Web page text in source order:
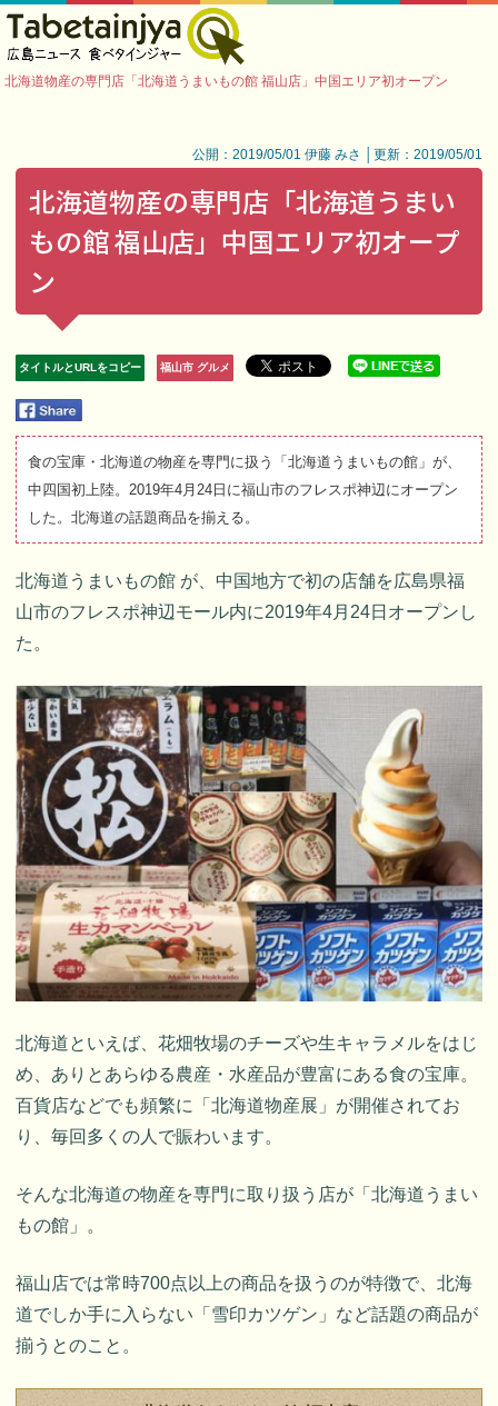
北海道物産の専門店「北海道うまいもの館 福山店」中国エリア初オープン
公開：2019/05/01 伊藤 みさ │更新：2019/05/01
北海道物産の専門店「北海道うまい
もの館 福山店」中国エリア初オープ
ン
タイトルとURLをコピー 福山市 グルメ
食の宝庫・北海道の物産を専門に扱う「北海道うまいもの館」が、
中四国初上陸。2019年4月24日に福山市のフレスポ神辺にオープン
した。北海道の話題商品を揃える。
北海道うまいもの館 が、中国地方で初の店舗を広島県福
山市のフレスポ神辺モール内に2019年4月24日オープンし
た。
北海道といえば、花畑牧場のチーズや生キャラメルをはじ
め、ありとあらゆる農産・水産品が豊富にある食の宝庫。
百貨店などでも頻繁に「北海道物産展」が開催されてお
り、毎回多くの人で賑わいます。
そんな北海道の物産を専門に取り扱う店が「北海道うまい
もの館」。
福山店では常時700点以上の商品を扱うのが特徴で、北海
道でしか手に入らない「雪印カツゲン」など話題の商品が
揃うとのこと。